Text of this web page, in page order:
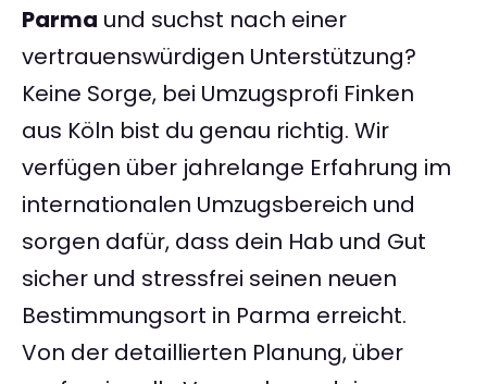
Parma und suchst nach einer
vertrauenswürdigen Unterstützung?
Keine Sorge, bei Umzugsprofi Finken
aus Köln bist du genau richtig. Wir
verfügen über jahrelange Erfahrung im
internationalen Umzugsbereich und
sorgen dafür, dass dein Hab und Gut
sicher und stressfrei seinen neuen
Bestimmungsort in Parma erreicht.
Von der detaillierten Planung, über